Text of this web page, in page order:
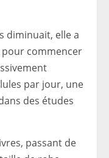
diminuait, elle a
pour commencer
par jour, une
des études
passant de